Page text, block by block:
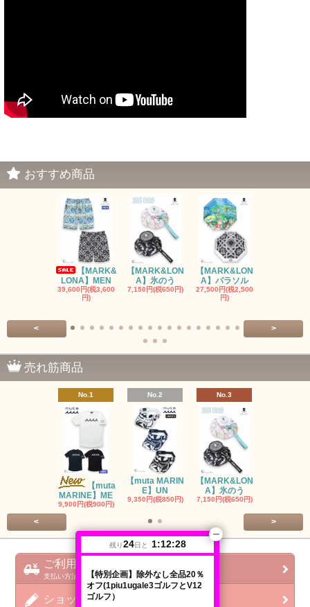
おすすめ商品
【MARK&
LONA】MEN
39,600円(税3,600
円)
【MARK&LON
A】氷のう
7,150円(税650円)
【MARK&LON
A】パラソル
27,500円(税2,500
円)
< >
売れ筋商品
No.1
【muta
MARINE】ME
9,900円(税900円)
No.2
【muta MARIN
E】UN
9,350円(税850円)
No.3
【MARK&LON
A】氷のう
7,150円(税650円)
< >
ご利用ガイド
支払い方法 / 配送方法 / 会社概要
ショップブログ
残り24日と 1:12:27
【特別企画】除外なし全品20％
オフ(1piu1ugale3ゴルフとV12
ゴルフ）